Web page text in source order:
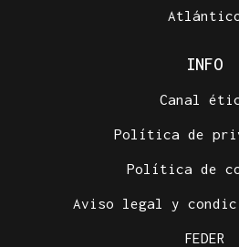
INFO
Canal
Política de
Política de
Aviso legal y
FEDER